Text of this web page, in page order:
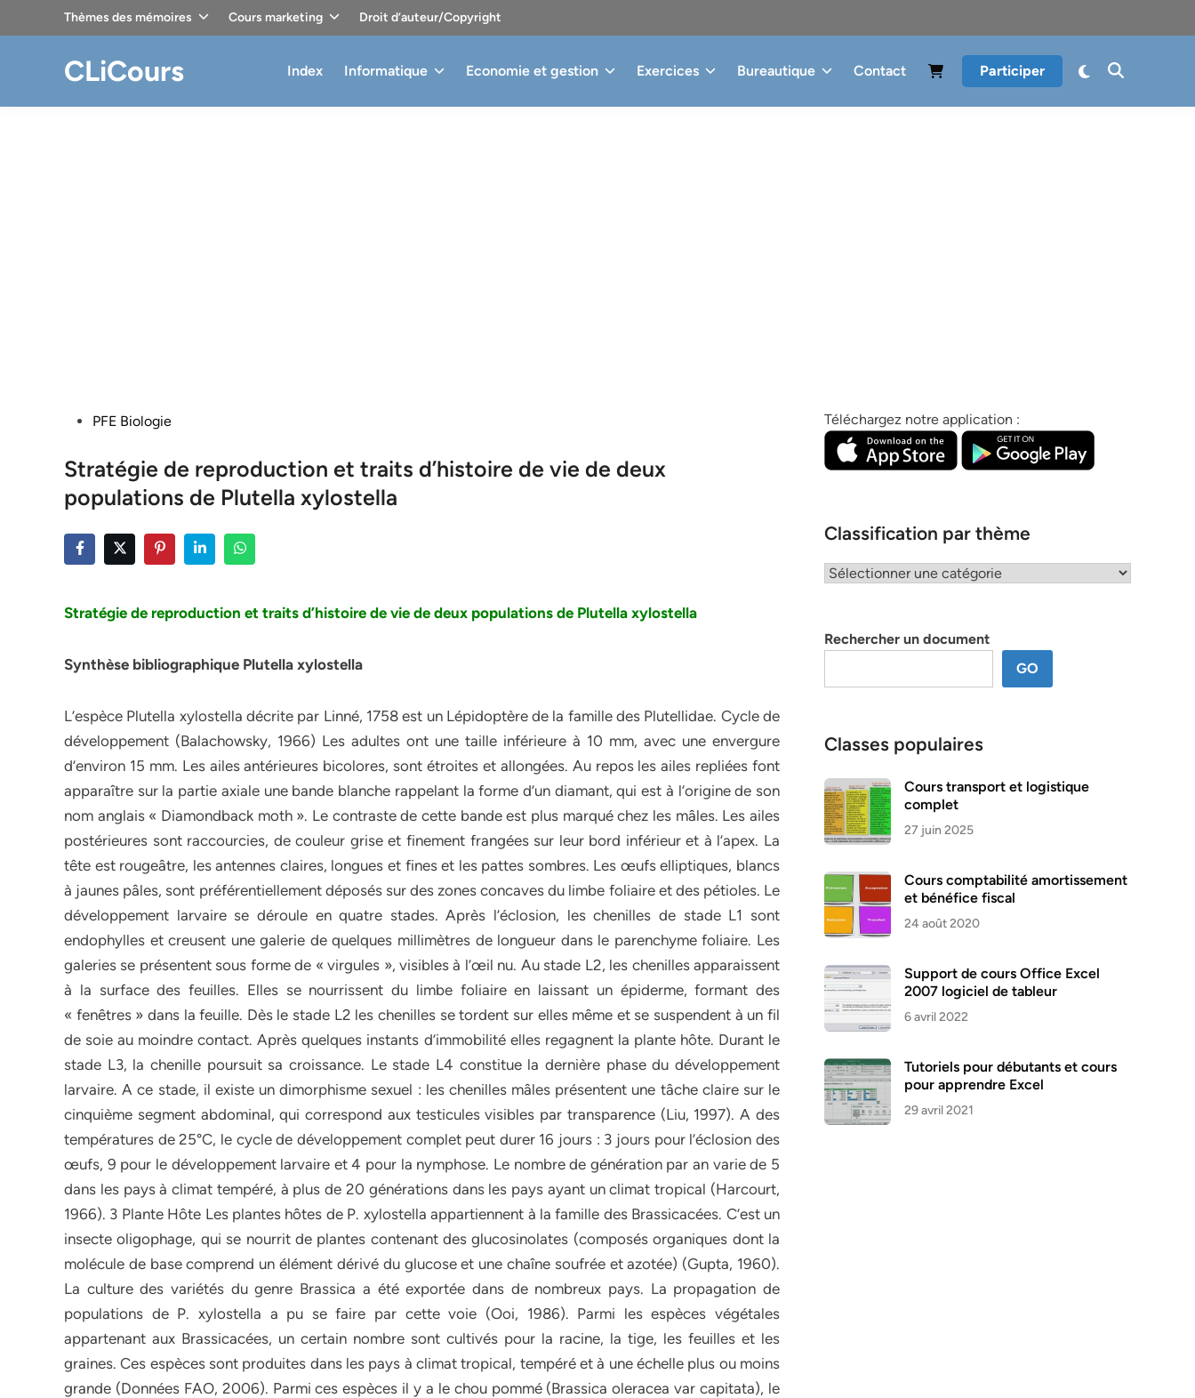
Thèmes des mémoires Cours marketing Droit d’auteur/Copyright
CLiCours Index Informatique Economie et gestion Exercices Bureautique Contact Participer
PostedPFE Biologie
Stratégie de reproduction et traits d’histoire de vie de deux
populations de Plutella xylostella
Stratégie de reproduction et traits d’histoire de vie de deux populations de Plutella xylostella
Synthèse bibliographique Plutella xylostella
L’espèce Plutella xylostella décrite par Linné, 1758 est un Lépidoptère de la famille des Plutellidae. Cycle de
développement (Balachowsky, 1966) Les adultes ont une taille inférieure à 10 mm, avec une envergure
d’environ 15 mm. Les ailes antérieures bicolores, sont étroites et allongées. Au repos les ailes repliées font
apparaître sur la partie axiale une bande blanche rappelant la forme d’un diamant, qui est à l’origine de son
nom anglais « Diamondback moth ». Le contraste de cette bande est plus marqué chez les mâles. Les ailes
postérieures sont raccourcies, de couleur grise et finement frangées sur leur bord inférieur et à l’apex. La
tête est rougeâtre, les antennes claires, longues et fines et les pattes sombres. Les œufs elliptiques, blancs
à jaunes pâles, sont préférentiellement déposés sur des zones concaves du limbe foliaire et des pétioles. Le
développement larvaire se déroule en quatre stades. Après l’éclosion, les chenilles de stade L1 sont
endophylles et creusent une galerie de quelques millimètres de longueur dans le parenchyme foliaire. Les
galeries se présentent sous forme de « virgules », visibles à l’œil nu. Au stade L2, les chenilles apparaissent
à la surface des feuilles. Elles se nourrissent du limbe foliaire en laissant un épiderme, formant des
« fenêtres » dans la feuille. Dès le stade L2 les chenilles se tordent sur elles même et se suspendent à un fil
de soie au moindre contact. Après quelques instants d’immobilité elles regagnent la plante hôte. Durant le
stade L3, la chenille poursuit sa croissance. Le stade L4 constitue la dernière phase du développement
larvaire. A ce stade, il existe un dimorphisme sexuel : les chenilles mâles présentent une tâche claire sur le
cinquième segment abdominal, qui correspond aux testicules visibles par transparence (Liu, 1997). A des
températures de 25°C, le cycle de développement complet peut durer 16 jours : 3 jours pour l’éclosion des
œufs, 9 pour le développement larvaire et 4 pour la nymphose. Le nombre de génération par an varie de 5
dans les pays à climat tempéré, à plus de 20 générations dans les pays ayant un climat tropical (Harcourt,
1966). 3 Plante Hôte Les plantes hôtes de P. xylostella appartiennent à la famille des Brassicacées. C’est un
insecte oligophage, qui se nourrit de plantes contenant des glucosinolates (composés organiques dont la
molécule de base comprend un élément dérivé du glucose et une chaîne soufrée et azotée) (Gupta, 1960).
La culture des variétés du genre Brassica a été exportée dans de nombreux pays. La propagation de
populations de P. xylostella a pu se faire par cette voie (Ooi, 1986). Parmi les espèces végétales
appartenant aux Brassicacées, un certain nombre sont cultivés pour la racine, la tige, les feuilles et les
graines. Ces espèces sont produites dans les pays à climat tropical, tempéré et à une échelle plus ou moins
grande (Données FAO, 2006). Parmi ces espèces il y a le chou pommé (Brassica oleracea var capitata), le
Téléchargez notre application :
Classification par thème
Classification
Rechercher un document
GO
Classes populaires
Cours transport et logistique
complet
27 juin 2025
Cours comptabilité amortissement
et bénéfice fiscal
24 août 2020
Support de cours Office Excel
2007 logiciel de tableur
6 avril 2022
Tutoriels pour débutants et cours
pour apprendre Excel
29 avril 2021